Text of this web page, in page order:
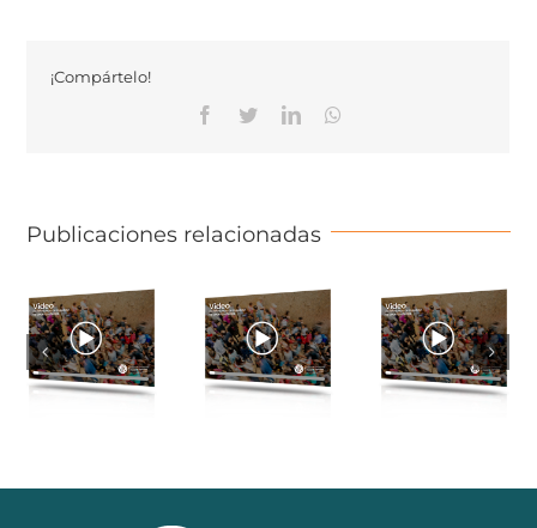
¡Compártelo!
Facebook
TwitterLinkedinWhatsapp
Publicaciones relacionadas